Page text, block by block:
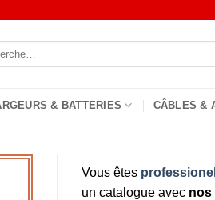
& BATTERIES CÂBLES &
Vous êtes professionel
un catalogue avec nos